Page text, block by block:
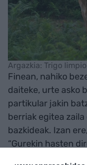
Argazkia: Trigo limpio
Finean, nahiko
daiteke, urte asko
partikular jakin
berriak egitea
bazkideak. Izan
“Gurekin hasten